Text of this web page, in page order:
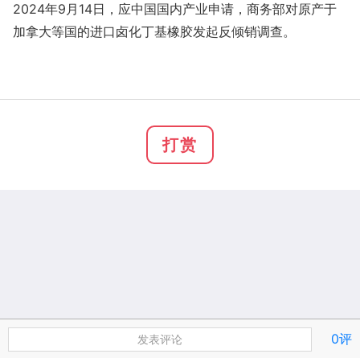
2024年9月14日，应中国国内产业申请，商务部对原产于
加拿大等国的进口卤化丁基橡胶发起反倾销调查。
打赏
发表评论 0评